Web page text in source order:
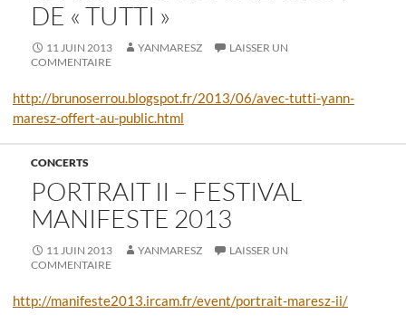
DE « TUTTI »
11 JUIN 2013 YANMARESZ
LAISSER UN
COMMENTAIRE
http://brunoserrou.blogspot.fr/2013/06/avec-tutti-yann-
maresz-offert-au-public.html
CONCERTS
PORTRAIT II – FESTIVAL
MANIFESTE 2013
11 JUIN 2013 YANMARESZ
LAISSER UN
COMMENTAIRE
http://manifeste2013.ircam.fr/event/portrait-maresz-ii/